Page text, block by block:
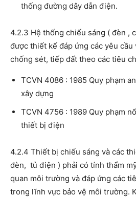
thống đường dây dẫn điện.
4.2.3 Hệ thống chiếu sáng ( đèn ,
được thiết kế đáp ứng các yêu cầu
chống sét, tiếp đất theo các tiêu
TCVN 4086 : 1985 Quy phạm
xây dựng
TCVN 4756 : 1989 Quy phạm
thiết bị điện
4.2.4 Thiết bị chiếu sáng và các
đèn, tủ điện ) phải có tính thẩm
quan môi trường và đáp ứng các
trong lĩnh vực bảo vệ môi trường.